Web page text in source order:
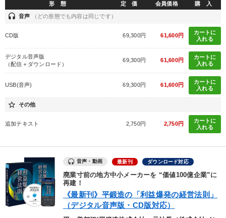
形 態 定 価 会員価格 購 入
headset 音声 （どの形態でも内容は同じです）
CD版 69,300円 61,600円
カートに
入れる
デジタル音声版
（配信＋ダウンロード）
69,300円 61,600円
カートに
入れる
USB(音声) 69,300円 61,600円
カートに
入れる
star_border その他
追加テキスト 2,750円 2,750円
カートに
入れる
音声・動画 最新刊 ダウンロード対応
廃業寸前の地方中小メーカーを “価値100億企業”に
再建！
《最新刊》平鍛造の「利益爆発の経営法則」
（デジタル音声版・CD版対応）